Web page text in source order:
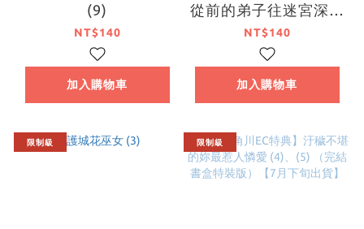
(9)
NT$140
加入購物車
從前的弟子往迷宮深處
邁進 (9)
NT$140
加入購物車
限制級 限制級